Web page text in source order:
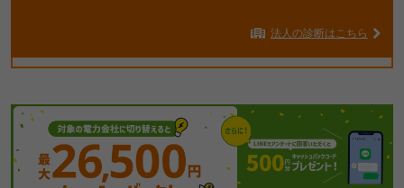
法人の診断はこちら